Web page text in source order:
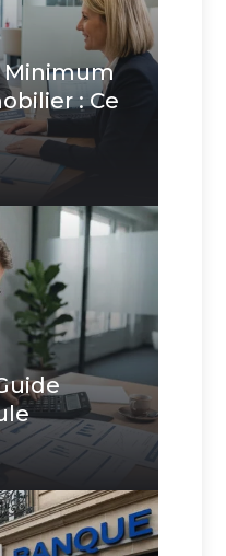
Minimum
: Ce